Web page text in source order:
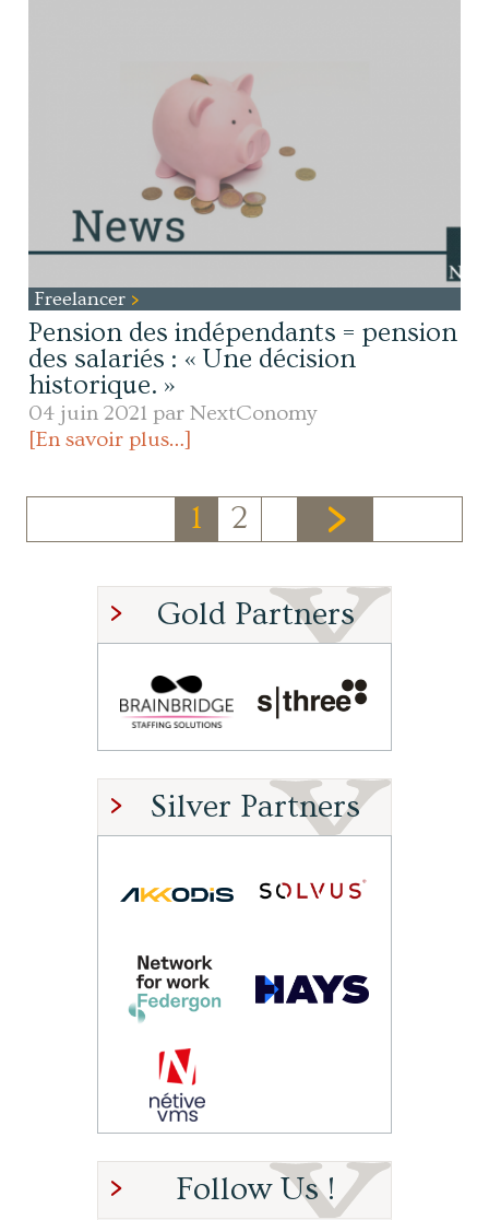
Freelancer
Pension des indépendants = pension
des salariés : « Une décision
historique. »
04 juin 2021 parNextConomy
[En savoir plus…]
1 2
Gold Partners
Silver Partners
Follow Us !